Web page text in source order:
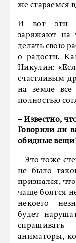
же стараемся
И вот эти
заряжают на
делать свою
о радости.
Никулин:
счастливым
на земле
полностью
– Известно,
Говорили ли
обидные
– Это тоже
не было
признался,
чаще боятся
некоего
будет
спрашивать
аниматоры,